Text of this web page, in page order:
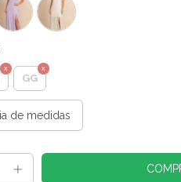
GG
de medidas